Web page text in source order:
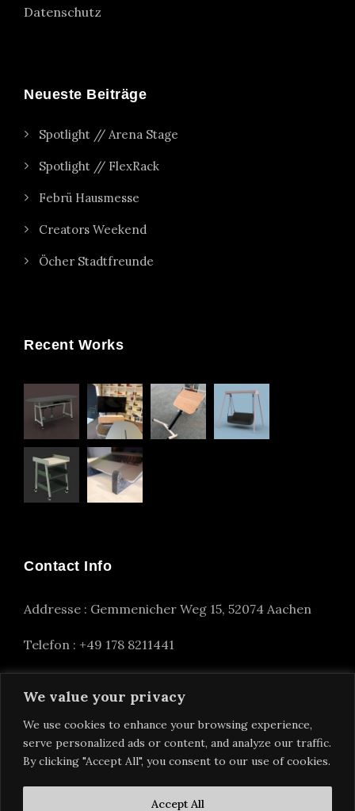
We value your privacy
We use cookies to enhance your browsing experience,
serve personalized ads or content, and analyze our traffic.
By clicking "Accept All", you consent to our use of cookies.
Accept All
Datenschutz
Neueste Beiträge
Spotlight // Arena Stage
Spotlight // FlexRack
Febrü Hausmesse
Creators Weekend
Öcher Stadtfreunde
Recent Works
Contact Info
Addresse : Gemmenicher Weg 15, 52074 Aachen
Telefon : +49 178 8211441